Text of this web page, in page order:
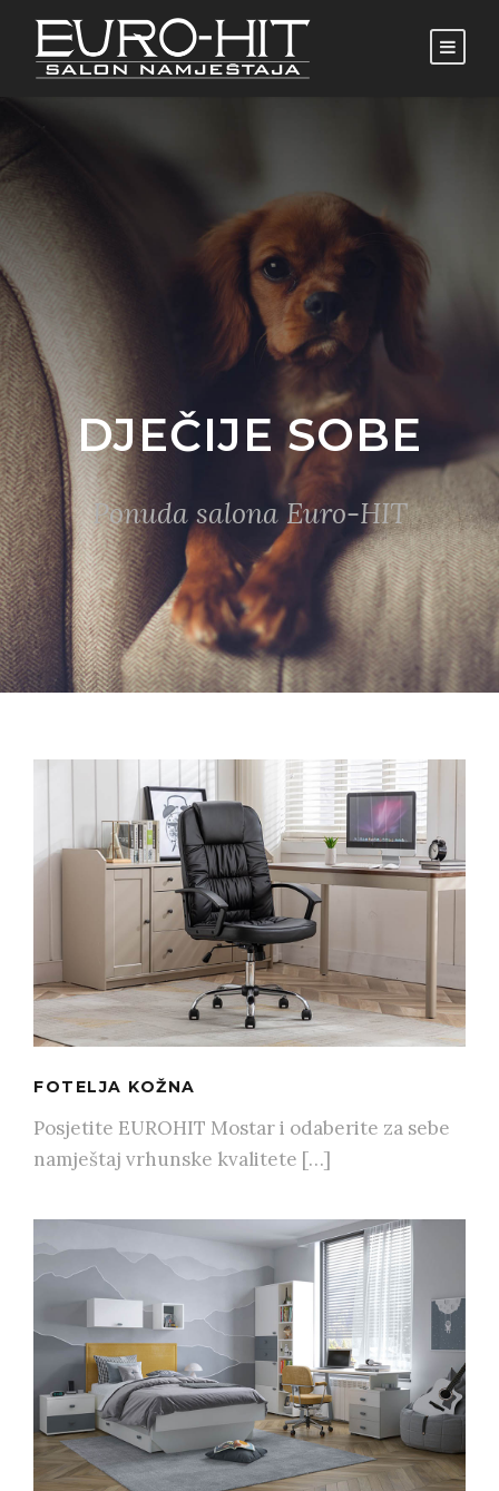
DJEČIJE SOBE
Ponuda salona Euro-HIT
FOTELJA KOŽNA
Posjetite EUROHIT Mostar i odaberite za sebe
namještaj vrhunske kvalitete […]